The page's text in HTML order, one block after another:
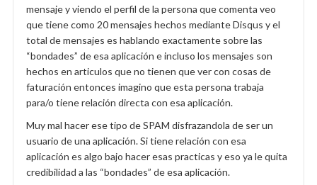
mensaje y viendo el perfil de la persona que comenta veo
que tiene como 20 mensajes hechos mediante Disqus y el
total de mensajes es hablando exactamente sobre las
“bondades” de esa aplicación e incluso los mensajes son
hechos en articulos que no tienen que ver con cosas de
faturación entonces imagino que esta persona trabaja
para/o tiene relación directa con esa aplicación.
Muy mal hacer ese tipo de SPAM disfrazandola de ser un
usuario de una aplicación. Si tiene relación con esa
aplicación es algo bajo hacer esas practicas y eso ya le quita
credibilidad a las “bondades” de esa aplicación.